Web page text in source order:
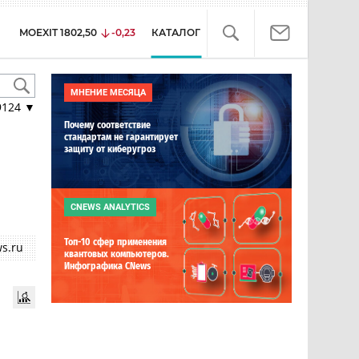
MOEXIT 1802,50 -0,23 КАТАЛОГ
▼
МНЕНИЕ МЕСЯЦА
Почему соответствие
стандартам не гарантирует
защиту от киберугроз
CNEWS ANALYTICS
Топ-10 сфер применения
квантовых компьютеров.
Инфографика CNews